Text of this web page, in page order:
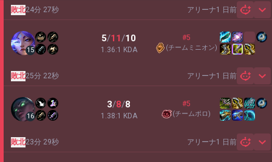
アリーナ1 日前
敗北24分 27秒
15
5/11/10
1.36:1 KDA
#5
(チームミニオン)
アリーナ1 日前
敗北25分 22秒
16
3/8/8
1.38:1 KDA
#5
(チームポロ)
アリーナ1 日前
敗北23分 29秒